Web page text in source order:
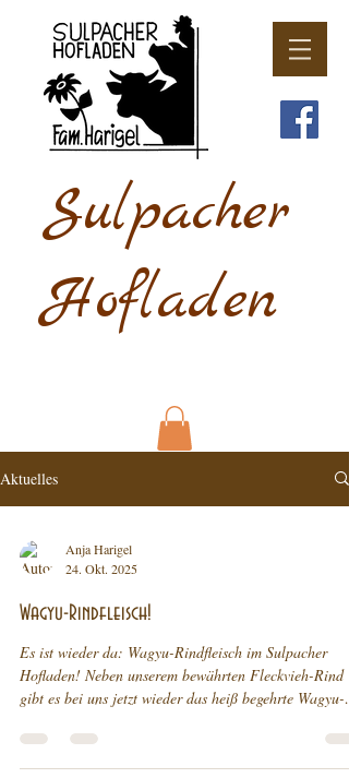
Sulpacher
Hofladen
Aktuelles
Anja Harigel
24. Okt. 2025
Wagyu-Rindfleisch!
Es ist wieder da: Wagyu-Rindfleisch im Sulpacher
Hofladen! Neben unserem bewährten Fleckvieh-Rind
gibt es bei uns jetzt wieder das heiß begehrte Wagyu-
schätzen wissen! 🥩 Warum Wagyu? Wagyu-Rinder
berühmt für ihr besonders fein marmoriertes Fleisch,